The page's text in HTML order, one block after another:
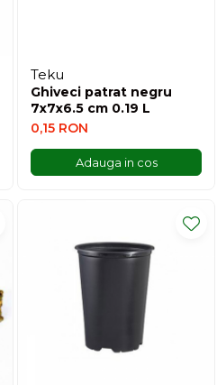
Teku
Ghiveci patrat negru
7x7x6.5 cm 0.19 L
0,15 RON
Adauga in cos